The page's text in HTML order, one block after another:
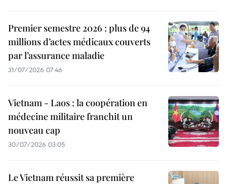
Premier semestre 2026 : plus de 94
millions d’actes médicaux couverts
par l’assurance maladie
31/07/2026 07:46
Vietnam - Laos : la coopération en
médecine militaire franchit un
nouveau cap
30/07/2026 03:05
Le Vietnam réussit sa première